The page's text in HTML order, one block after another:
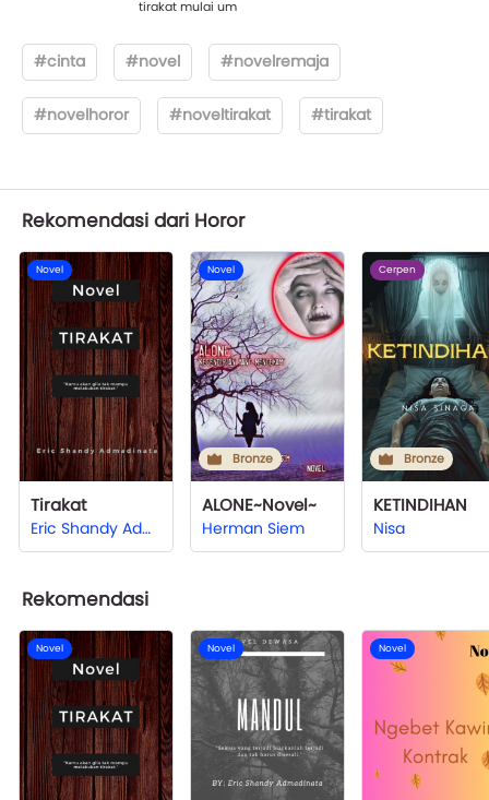
tirakat mulai um
#cinta #novel #novelremaja
#novelhoror #noveltirakat #tirakat
Rekomendasi dari Horor
Novel
Tirakat
Eric Shandy Admadinata
Novel
Bronze
ALONE~Novel~
Herman Siem
Cerpen
Bronze
KETINDIHAN
Nisa
Rekomendasi
Novel Novel Novel